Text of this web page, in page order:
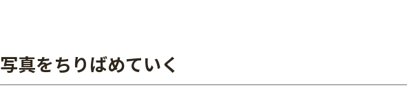
写真をちりばめていく